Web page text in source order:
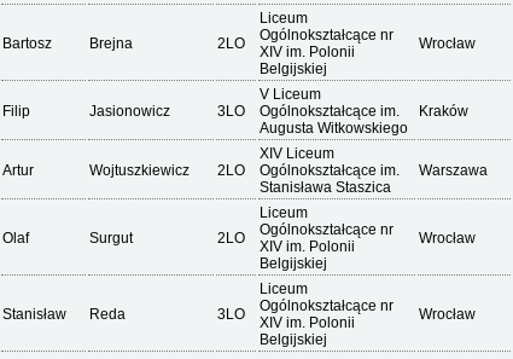
Bartosz Brejna 2LO
Liceum
Ogólnokształcące nr
XIV im. Polonii
Belgijskiej
Wrocław
Filip Jasionowicz 3LO
V Liceum
Ogólnokształcące im.
Augusta Witkowskiego
Kraków
Artur Wojtuszkiewicz 2LO
XIV Liceum
Ogólnokształcące im.
Stanisława Staszica
Warszawa
Olaf Surgut 2LO
Liceum
Ogólnokształcące nr
XIV im. Polonii
Belgijskiej
Wrocław
Stanisław Reda 3LO
Liceum
Ogólnokształcące nr
XIV im. Polonii
Belgijskiej
Wrocław